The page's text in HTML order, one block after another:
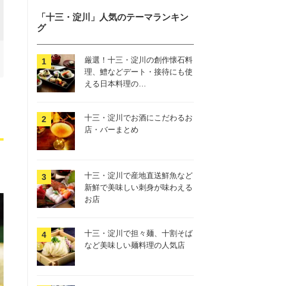
「十三・淀川」人気のテーマランキン
グ
厳選！十三・淀川の創作懐石料
理、鱧などデート・接待にも使
える日本料理の…
十三・淀川でお酒にこだわるお
店・バーまとめ
十三・淀川で産地直送鮮魚など
新鮮で美味しい刺身が味わえる
お店
十三・淀川で担々麺、十割そば
など美味しい麺料理の人気店